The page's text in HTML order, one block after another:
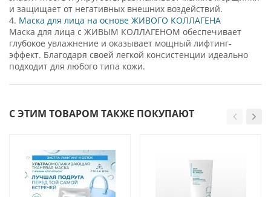
и защищает от негативных внешних воздействий.
4. Маска для лица на основе ЖИВОГО КОЛЛАГЕНА
Маска для лица с ЖИВЫМ КОЛЛАГЕНОМ обеспечивает
глубокое увлажнение и оказывает мощный лифтинг-
эффект. Благодаря своей легкой консистенции идеально
подходит для любого типа кожи.
С ЭТИМ ТОВАРОМ ТАКЖЕ ПОКУПАЮТ